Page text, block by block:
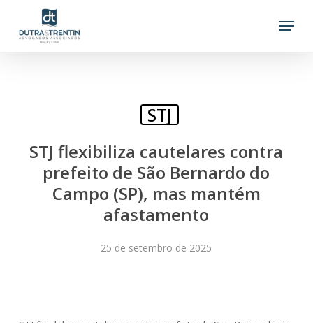
Menu
STJ
STJ flexibiliza cautelares contra
prefeito de São Bernardo do
Campo (SP), mas mantém
afastamento
25 de setembro de 2025